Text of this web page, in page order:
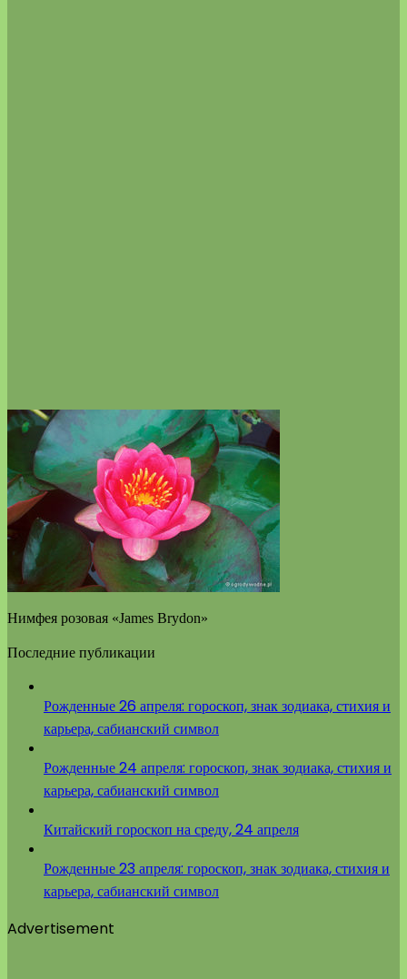
Нимфея розовая «James Brydon»
Последние публикации
Рожденные 26 апреля: гороскоп, знак зодиака, стихия и
карьера, сабианский символ
Рожденные 24 апреля: гороскоп, знак зодиака, стихия и
карьера, сабианский символ
Китайский гороскоп на среду, 24 апреля
Рожденные 23 апреля: гороскоп, знак зодиака, стихия и
карьера, сабианский символ
Advertisement